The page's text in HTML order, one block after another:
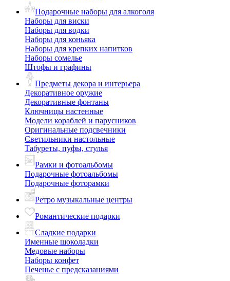
Подарочные наборы для алкоголя
Наборы для виски
Наборы для водки
Наборы для коньяка
Наборы для крепких напитков
Наборы сомелье
Штофы и графины
Предметы декора и интерьера
Декоративное оружие
Декоративные фонтаны
Ключницы настенные
Модели кораблей и парусников
Оригинальные подсвечники
Светильники настольные
Табуреты, пуфы, стулья
Рамки и фотоальбомы
Подарочные фотоальбомы
Подарочные фоторамки
Ретро музыкальные центры
Романтические подарки
Сладкие подарки
Именные шоколадки
Медовые наборы
Наборы конфет
Печенье с предсказаниями